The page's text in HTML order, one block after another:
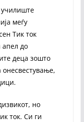
училиште
меѓу
Тик ток
до
деца зошто
онесвестување,
но
ток. Си ги